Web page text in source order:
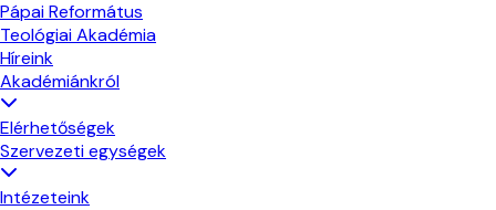
Pápai Református
Teológiai Akadémia
Híreink
Akadémiánkról
Elérhetőségek
Szervezeti egységek
Intézeteink